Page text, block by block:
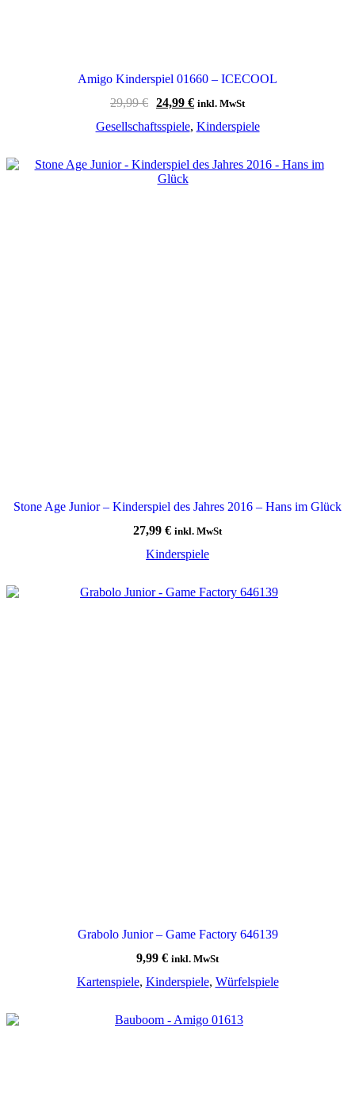
Amigo Kinderspiel 01660 – ICECOOL
29,99€ Ursprünglicher
war:
24,99 €Aktueller
ist:
inkl. MwSt
Gesellschaftsspiele, Kinderspiele
Stone Age Junior – Kinderspiel des Jahres 2016 – Hans im Glück
27,99 € inkl. MwSt
Kinderspiele
Grabolo Junior – Game Factory 646139
9,99 € inkl. MwSt
Kartenspiele, Kinderspiele, Würfelspiele